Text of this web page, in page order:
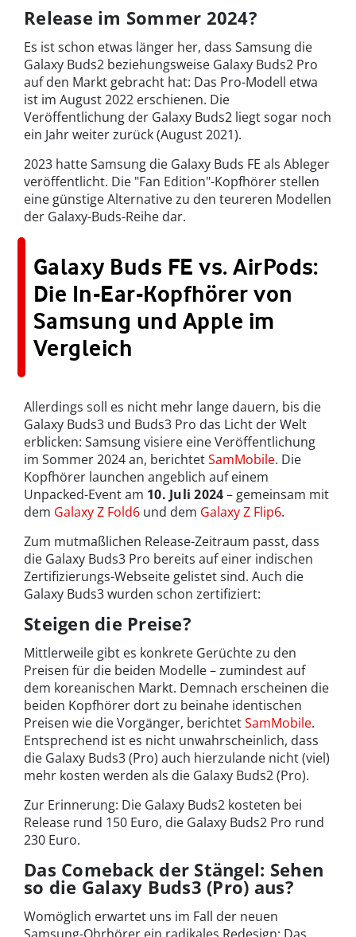
Release im Sommer 2024?
Es ist schon etwas länger her, dass Samsung die
Galaxy Buds2 beziehungsweise Galaxy Buds2 Pro
auf den Markt gebracht hat: Das Pro-Modell etwa
ist im August 2022 erschienen. Die
Veröffentlichung der Galaxy Buds2 liegt sogar noch
ein Jahr weiter zurück (August 2021).
2023 hatte Samsung die Galaxy Buds FE als Ableger
veröffentlicht. Die "Fan Edition"-Kopfhörer stellen
eine günstige Alternative zu den teureren Modellen
der Galaxy-Buds-Reihe dar.
Galaxy Buds FE vs. AirPods:
Die In-Ear-Kopfhörer von
Samsung und Apple im
Vergleich
Allerdings soll es nicht mehr lange dauern, bis die
Galaxy Buds3 und Buds3 Pro das Licht der Welt
erblicken: Samsung visiere eine Veröffentlichung
im Sommer 2024 an, berichtetSamMobile. Die
Kopfhörer launchen angeblich auf einem
Unpacked-Event am 10. Juli 2024– gemeinsam mit
dem Galaxy Z Fold6 und dem Galaxy Z Flip6.
Zum mutmaßlichen Release-Zeitraum passt, dass
die Galaxy Buds3 Pro bereits auf einer indischen
Zertifizierungs-Webseite gelistet sind. Auch die
Galaxy Buds3 wurden schon zertifiziert:
Steigen die Preise?
Mittlerweile gibt es konkrete Gerüchte zu den
Preisen für die beiden Modelle – zumindest auf
dem koreanischen Markt. Demnach erscheinen die
beiden Kopfhörer dort zu beinahe identischen
Preisen wie die Vorgänger, berichtetSamMobile.
Entsprechend ist es nicht unwahrscheinlich, dass
die Galaxy Buds3 (Pro) auch hierzulande nicht (viel)
mehr kosten werden als die Galaxy Buds2 (Pro).
Zur Erinnerung: Die Galaxy Buds2 kosteten bei
Release rund 150 Euro, die Galaxy Buds2 Pro rund
230 Euro.
Das Comeback der Stängel: Sehen
so die Galaxy Buds3 (Pro) aus?
Womöglich erwartet uns im Fall der neuen